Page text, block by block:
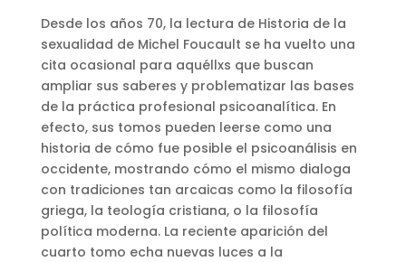
Desde los años 70, la lectura de Historia de la
sexualidad de Michel Foucault se ha vuelto una
cita ocasional para aquéllxs que buscan
ampliar sus saberes y problematizar las bases
de la práctica profesional psicoanalítica. En
efecto, sus tomos pueden leerse como una
historia de cómo fue posible el psicoanálisis en
occidente, mostrando cómo el mismo dialoga
con tradiciones tan arcaicas como la filosofía
griega, la teología cristiana, o la filosofía
política moderna. La reciente aparición del
cuarto tomo echa nuevas luces a la